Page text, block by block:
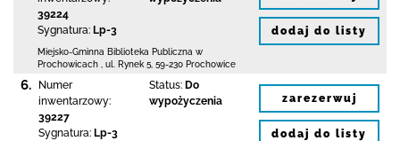
39224
Sygnatura: Lp-3
Miejsko-Gminna Biblioteka Publiczna w
Prochowicach
ul. Rynek 5 59-230 Prochowice
dodaj do listy
6.
Numer
inwentarzowy:
39227
Sygnatura: Lp-3
Status: Do
wypożyczenia
zarezerwuj
dodaj do listy